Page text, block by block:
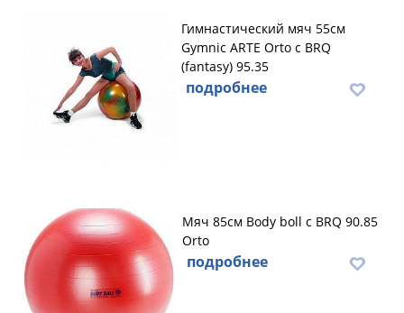
Гимнастический мяч 55см
Gymnic ARTE Orto с BRQ
(fantasy) 95.35
подробнее
Мяч 85см Body boll с BRQ 90.85
Orto
подробнее